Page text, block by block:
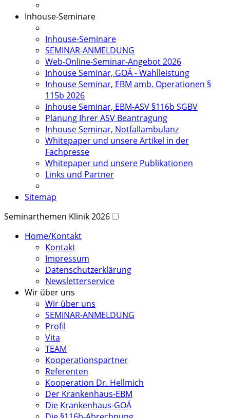
Inhouse-Seminare
Inhouse-Seminare
SEMINAR-ANMELDUNG
Web-Online-Seminar-Angebot 2026
Inhouse Seminar, GOÄ - Wahlleistung
Inhouse Seminar, EBM amb. Operationen §
115b 2026
Inhouse Seminar, EBM-ASV §116b SGBV
Planung Ihrer ASV Beantragung
Inhouse Seminar, Notfallambulanz
Whitepaper und unsere Artikel in der
Fachpresse
Whitepaper und unsere Publikationen
Links und Partner
Sitemap
Seminarthemen Klinik 2026
Home/Kontakt
Kontakt
Impressum
Datenschutzerklärung
Newsletterservice
Wir über uns
Wir über uns
SEMINAR-ANMELDUNG
Profil
Vita
TEAM
Kooperationspartner
Referenten
Kooperation Dr. Hellmich
Der Krankenhaus-EBM
Die Krankenhaus-GOÄ